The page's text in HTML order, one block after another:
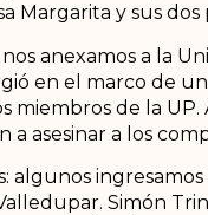
Margarita y sus
anexamos a la
en el marco de
miembros de la
asesinar a los
ingresamos
Simón